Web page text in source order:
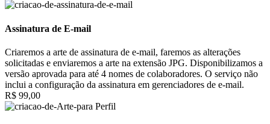
Assinatura de E-mail
Criaremos a arte de assinatura de e-mail, faremos as alterações
solicitadas e enviaremos a arte na extensão JPG. Disponibilizamos a
versão aprovada para até 4 nomes de colaboradores. O serviço não
inclui a configuração da assinatura em gerenciadores de e-mail.
R$ 99,00